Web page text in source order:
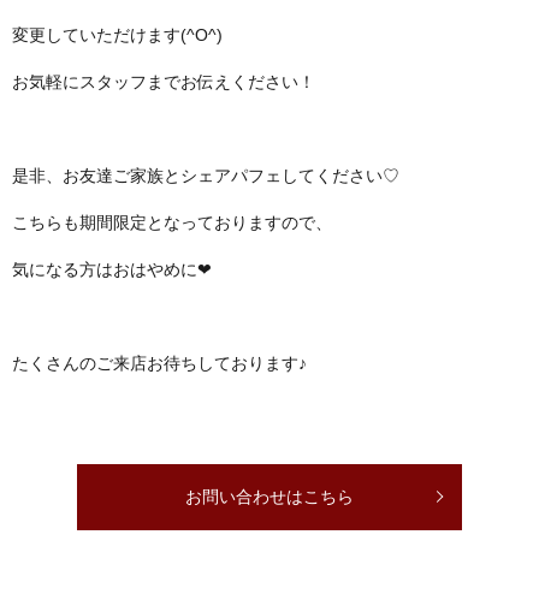
変更していただけます(^O^)
お気軽にスタッフまでお伝えください！
是非、お友達ご家族とシェアパフェしてください♡
こちらも期間限定となっておりますので、
気になる方はおはやめに❤
たくさんのご来店お待ちしております♪
お問い合わせはこちら